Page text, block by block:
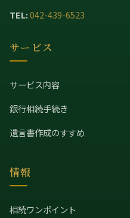
TEL:042-439-6523
サービス
サービス内容
銀行相続手続き
遺言書作成のすすめ
情報
相続ワンポイント